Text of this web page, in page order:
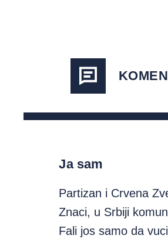
Ja sam
Partizan i Crvena
Znaci, u Srbiji
Fali jos samo da